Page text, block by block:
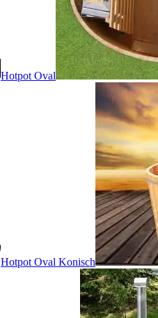
Hotpot Oval
Hotpot Oval Konisch